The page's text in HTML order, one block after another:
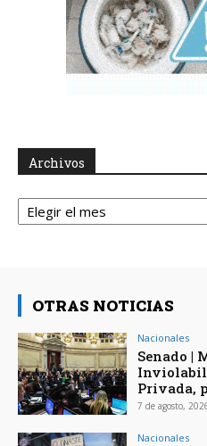
Archivos
Archivos
OTRAS NOTICIAS
Nacionales
Senado |
Privada,
7 de agosto,
Nacionales